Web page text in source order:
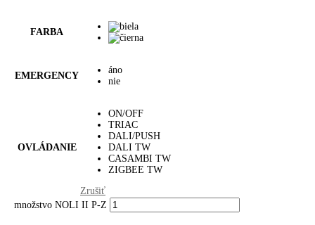
FARBA
EMERGENCY
áno
nie
OVLÁDANIE
ON/OFF
TRIAC
DALI/PUSH
DALI TW
CASAMBI TW
ZIGBEE TW
Zrušiť
množstvo NOLI II P-Z